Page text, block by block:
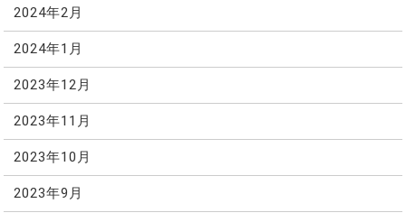
2024年2月
2024年1月
2023年12月
2023年11月
2023年10月
2023年9月